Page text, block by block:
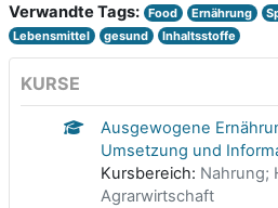
Verwandte Tags: Food Ernährung
Lebensmittel
gesund Inhaltsstoffe
KURSE
Ausgewogene
Umsetzung und
Kursbereich: Nahrung;
Agrarwirtschaft